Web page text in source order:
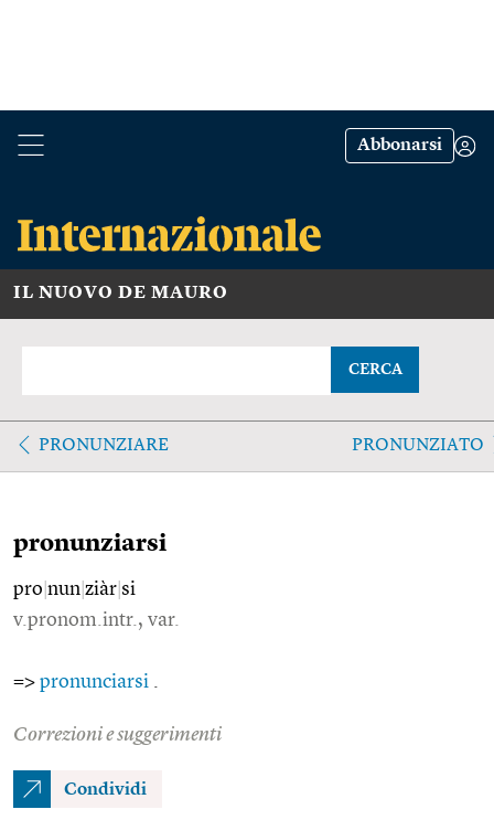
Abbonarsi
IL NUOVO DE MAURO
CERCA
PRONUNZIARE PRONUNZIATO
pronunziarsi
pro nun ziàr si
v.pronom.intr., var.
=> pronunciarsi
Correzioni e suggerimenti
Condividi